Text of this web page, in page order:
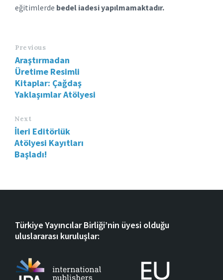
eğitimlerde bedel iadesi yapılmamaktadır.
Previous
Araştırmadan
Üretime Resimli
Kitaplar: Çağdaş
Yaklaşımlar Atölyesi
Next
İleri Editörlük
Atölyesi Kayıtları
Başladı!
Türkiye Yayıncılar Birliği’nin üyesi olduğu
uluslararası kuruluşlar: